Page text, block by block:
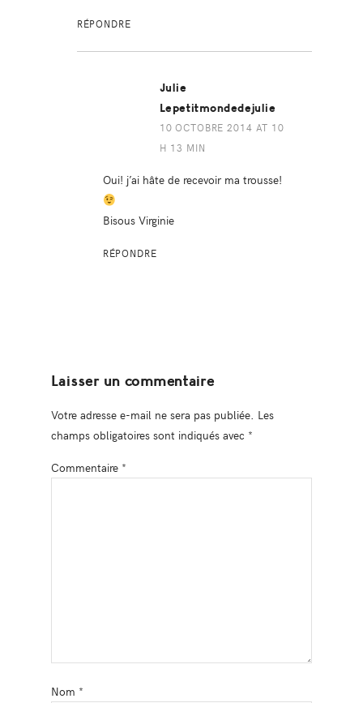
RÉPONDRE
Julie
Lepetitmondedejulie
10 OCTOBRE 2014 AT 10
H 13 MIN
Oui! j’ai hâte de recevoir ma trousse!
Bisous Virginie
RÉPONDRE
Laisser un commentaire
Votre adresse e-mail ne sera pas publiée. Les
champs obligatoires sont indiqués avec *
Commentaire *
Nom *